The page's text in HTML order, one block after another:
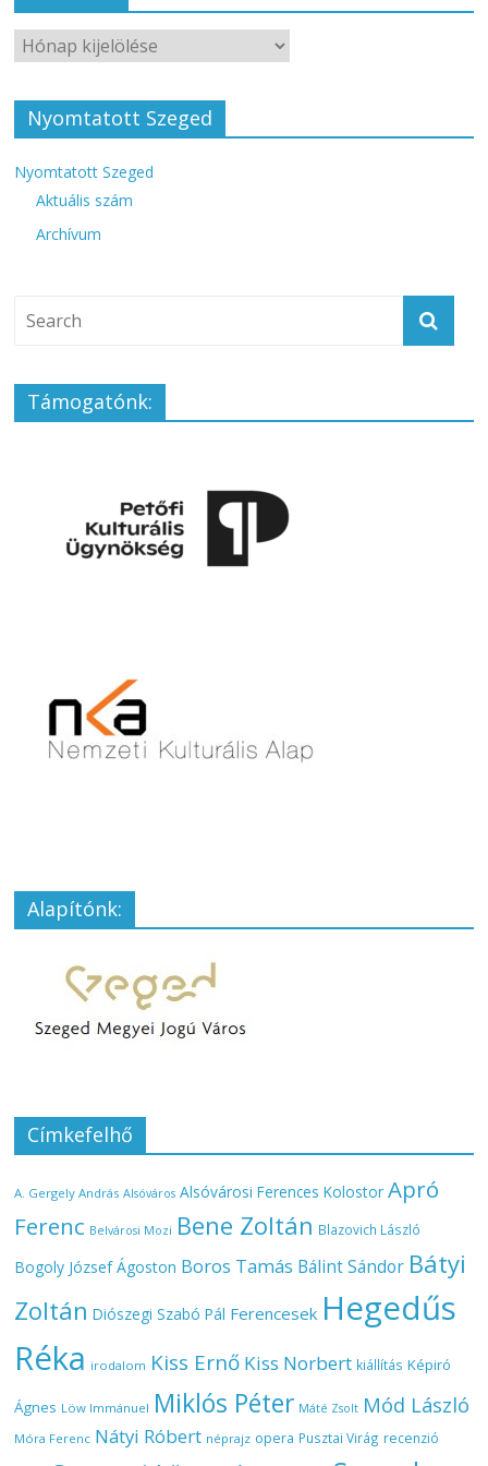
Nyomtatott Szeged
Nyomtatott Szeged
Aktuális szám
Archívum
Támogatónk:
Alapítónk:
Címkefelhő
A. Gergely András Alsóváros Alsóvárosi Ferences Kolostor Apró
Ferenc Belvárosi Mozi Bene Zoltán Blazovich László
Bogoly József Ágoston Boros Tamás Bálint Sándor Bátyi
Zoltán Diószegi Szabó Pál Ferencesek Hegedűs
Réka irodalom Kiss Ernő Kiss Norbert kiállítás Képiró
Ágnes Löw Immánuel Miklós Péter Máté Zsolt Mód László
Móra Ferenc Nátyi Róbert néprajz opera Pusztai Virág recenzió